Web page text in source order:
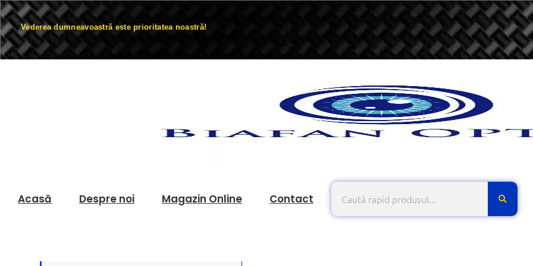
Vederea dumneavoastră este prioritatea noastră!
Acasă Despre noi Magazin Online Contact